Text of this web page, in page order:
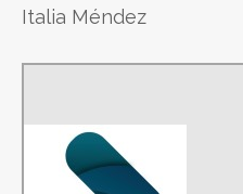
Italia Méndez